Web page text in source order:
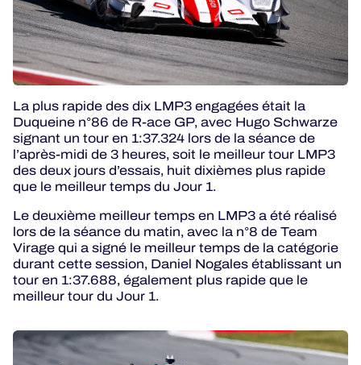
La plus rapide des dix LMP3 engagées était la
Duqueine n°86 de R-ace GP, avec Hugo Schwarze
signant un tour en 1:37.324 lors de la séance de
l’après-midi de 3 heures, soit le meilleur tour LMP3
des deux jours d’essais, huit dixièmes plus rapide
que le meilleur temps du Jour 1.
Le deuxième meilleur temps en LMP3 a été réalisé
lors de la séance du matin, avec la n°8 de Team
Virage qui a signé le meilleur temps de la catégorie
durant cette session, Daniel Nogales établissant un
tour en 1:37.688, également plus rapide que le
meilleur tour du Jour 1.